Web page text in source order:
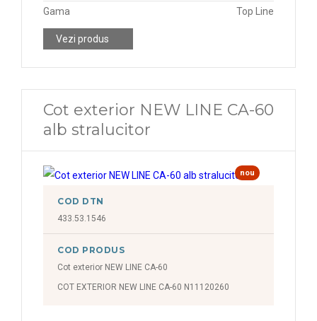
Gama
Top Line
Vezi produs
Cot exterior NEW LINE CA-60
alb stralucitor
nou
COD DTN
433.53.1546
COD PRODUS
Cot exterior NEW LINE CA-60
COT EXTERIOR NEW LINE CA-60 N11120260